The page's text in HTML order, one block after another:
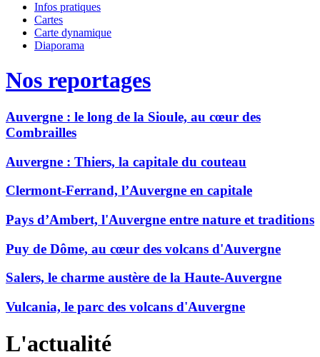
Infos pratiques
Cartes
Carte dynamique
Diaporama
Nos reportages
Auvergne : le long de la Sioule, au cœur des
Combrailles
Auvergne : Thiers, la capitale du couteau
Clermont-Ferrand, l’Auvergne en capitale
Pays d’Ambert, l'Auvergne entre nature et traditions
Puy de Dôme, au cœur des volcans d'Auvergne
Salers, le charme austère de la Haute-Auvergne
Vulcania, le parc des volcans d'Auvergne
L'actualité